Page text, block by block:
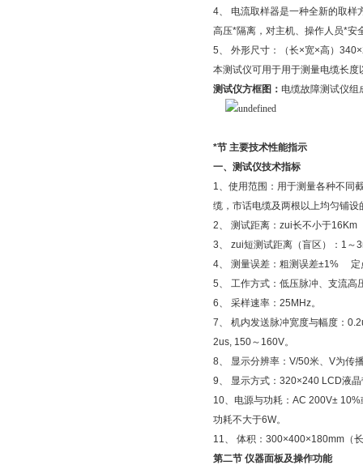
4、 电流取样器是一种全新的取样
高压*隔离，对主机、操作人员*安
5、 外形尺寸：（长×宽×高）
本测试仪可用于用于测量电缆长
测试仪方框图： 电缆故障测试仪组
*节 主要技术性能指示
一、测试仪技术指标
1、使用范围：用于测量各种不同
缆，市话电缆及两根以上均匀铺
2、 测试距离：zui长不小于16Km
3、 zui短测试距离（盲区）：1～
4、 测量误差：粗测误差±1% 定
5、 工作方式：低压脉冲、支流高
6、 采样速率：25MHz。
7、 机内发送脉冲宽度与幅度：
2us, 150～160V。
8、 显示分辨率：V/50米、V为传
9、 显示方式：320×240 LCD液
10、电源与功耗：AC 200V±
功耗不大于6W。
11、 体积：300×400×180mm（
第二节 仪器面板及操作功能